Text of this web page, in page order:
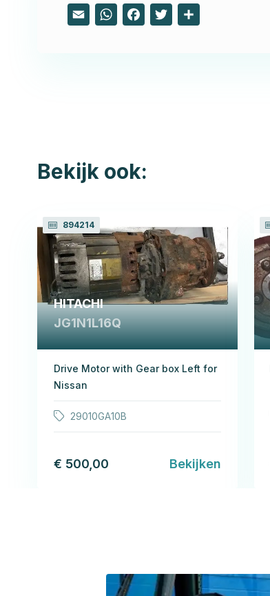
Email WhatsApp
FacebookTwitter
Bekijk ook:
894214
HITACHI
JG1N1L16Q
Drive Motor with Gear box Left for
Nissan
29010GA10B
€ 500,00 Bekijken